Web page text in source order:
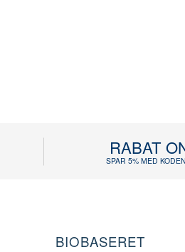
RABAT
SPAR 5% MED
BIOBASERET